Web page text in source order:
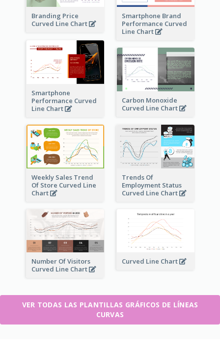
Branding Price
Curved Line Chart
Smartphone Brand
Performance Curved
Line Chart
Smartphone
Performance Curved
Line Chart
Carbon Monoxide
Curved Line Chart
Weekly Sales Trend
Of Store Curved Line
Chart
Trends Of
Employment Status
Curved Line Chart
Number Of Visitors
Curved Line Chart
Curved Line Chart
VER TODAS LAS PLANTILLAS GRÁFICOS DE LÍNEAS
CURVAS